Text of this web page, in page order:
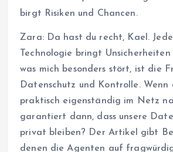
birgt Risiken und Chancen.
Zara: Da hast du recht, Kael. Jede
Technologie bringt
was mich besonders stört, ist die
Datenschutz und Kontrolle. Wenn
praktisch eigenständig im Netz
garantiert dann, dass unsere
privat bleiben? Der Artikel gibt
denen die Agenten auf